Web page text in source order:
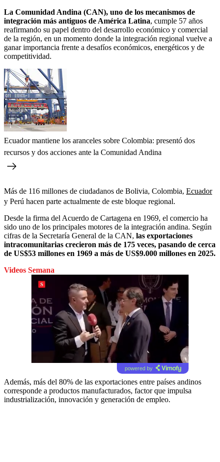
La Comunidad Andina (CAN), uno de los mecanismos de
integración más antiguos de América Latina, cumple 57 años
reafirmando su papel dentro del desarrollo económico y comercial
de la región, en un momento donde la integración regional vuelve a
ganar importancia frente a desafíos económicos, energéticos y de
competitividad.
Ecuador mantiene los aranceles sobre Colombia: presentó dos
recursos y dos acciones ante la Comunidad Andina
Más de 116 millones de ciudadanos de Bolivia, Colombia, Ecuador
y Perú hacen parte actualmente de este bloque regional.
Desde la firma del Acuerdo de Cartagena en 1969, el comercio ha
sido uno de los principales motores de la integración andina. Según
cifras de la Secretaría General de la CAN, las exportaciones
intracomunitarias crecieron más de 175 veces, pasando de cerca
de US$53 millones en 1969 a más de US$9.000 millones en 2025.
Videos Semana
powered by
Además, más del 80% de las exportaciones entre países andinos
corresponde a productos manufacturados, factor que impulsa
industrialización, innovación y generación de empleo.